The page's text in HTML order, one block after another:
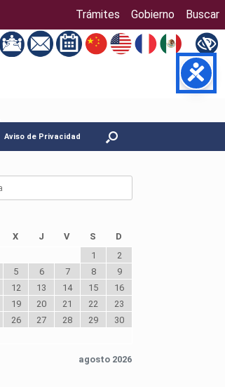
Trámites Gobierno Buscar
Aviso de Privacidad
agosto 2026
X J V S
D
1
2
5 6 7 8
9
12 13 14 15
16
19 20 21 22
23
26 27 28 29
30